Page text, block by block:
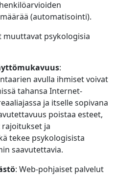
(automatisointi).
psykologisia
:
avulla ihmiset voivat
tahansa Internet-
ja itselle sopivana
poistaa esteet,
ja
tekee psykologisista
saavutettavia.
: Web-pohjaiset palvelut